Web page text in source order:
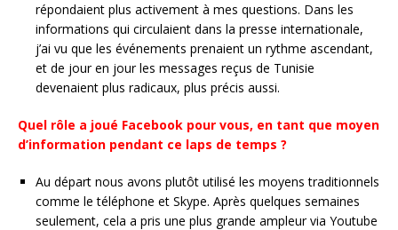
répondaient plus activement à mes questions. Dans les
informations qui circulaient dans la presse internationale,
j’ai vu que les événements prenaient un rythme ascendant,
et de jour en jour les messages reçus de Tunisie
devenaient plus radicaux, plus précis aussi.
Quel rôle a joué Facebook pour vous, en tant que moyen
d’information pendant ce laps de temps ?
Au départ nous avons plutôt utilisé les moyens traditionnels
comme le téléphone et Skype. Après quelques semaines
seulement, cela a pris une plus grande ampleur via Youtube